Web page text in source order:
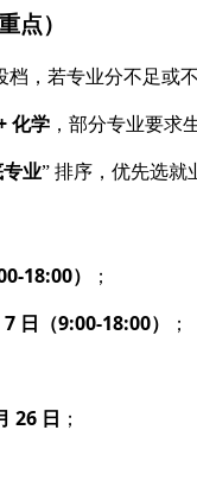
点）
档，若专业分不足或
化学 ，部分专业要求
业” 排序，优先选就
18:00） ；
日（9:00-18:00） ；
26 日 ；